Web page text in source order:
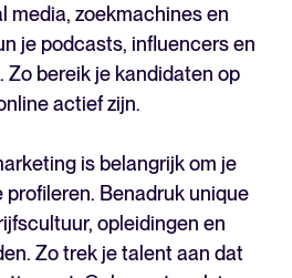
media, zoekmachines en
je podcasts, influencers en
bereik je kandidaten op
actief zijn.
is belangrijk om je
Benadruk unique
opleidingen en
Zo trek je talent aan dat